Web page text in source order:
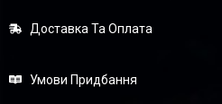
Доставка Та Оплата
Умови Придбання